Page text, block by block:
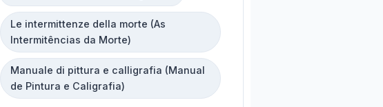
Le intermittenze della morte (As
Intermitências da Morte)
Manuale di pittura e calligrafia (Manual
de Pintura e Caligrafia)